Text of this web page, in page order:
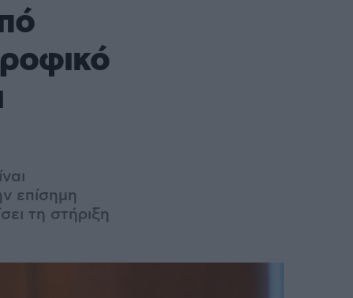
επίσημη
τη στήριξη